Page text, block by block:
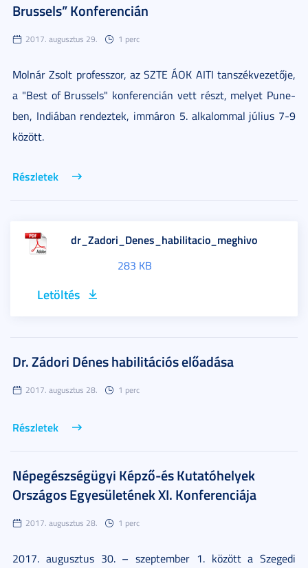
Brussels” Konferencián
2017. augusztus 29. 1 perc
Molnár Zsolt professzor, az SZTE ÁOK AITI tanszékvezetője,
a "Best of Brussels" konferencián vett részt, melyet Pune-
ben, Indiában rendeztek, immáron 5. alkalommal július 7-9
között.
Részletek
dr_Zadori_Denes_habilitacio_meghivo
283 KB
Letöltés
Dr. Zádori Dénes habilitációs előadása
2017. augusztus 28. 1 perc
Részletek
Népegészségügyi Képző-és Kutatóhelyek
Országos Egyesületének XI. Konferenciája
2017. augusztus 28. 1 perc
2017. augusztus 30. – szeptember 1. között a Szegedi